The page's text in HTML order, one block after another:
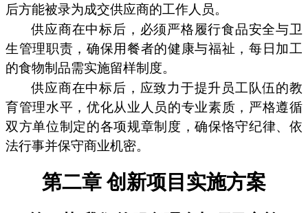
后方能被录为成交供应商的工作人员。
供应商在中标后，必须严格履行食品安全与卫
生管理职责，确保用餐者的健康与福祉，每日加工
的食物制品需实施留样制度。
供应商在中标后，应致力于提升员工队伍的教
育管理水平，优化从业人员的专业素质，严格遵循
双方单位制定的各项规章制度，确保恪守纪律、依
法行事并保守商业机密。
第二章 创新项目实施方案